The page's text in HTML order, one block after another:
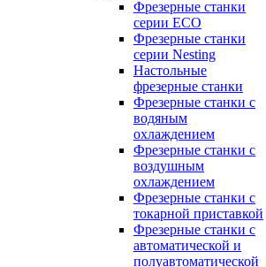
Фрезерные станки
серии ECO
Фрезерные станки
серии Nesting
Настольные
фрезерные станки
Фрезерные станки с
водяным
охлаждением
Фрезерные станки с
воздушным
охлаждением
Фрезерные станки с
токарной приставкой
Фрезерные станки с
автоматической и
полуавтоматической